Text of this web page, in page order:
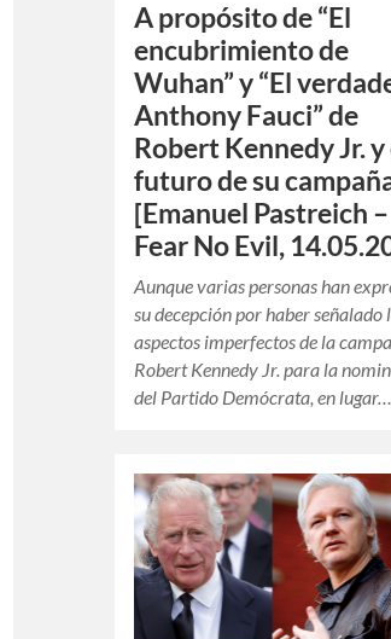
A propósito de “El
encubrimiento de
Wuhan” y “El
Anthony Fauci” de
Robert Kennedy Jr. y
futuro de su
[Emanuel Pastreich –
Fear No Evil,
Aunque varias personas han
su decepción por haber señalado
aspectos imperfectos de la
Robert Kennedy Jr. para la
del Partido Demócrata, en lugar…